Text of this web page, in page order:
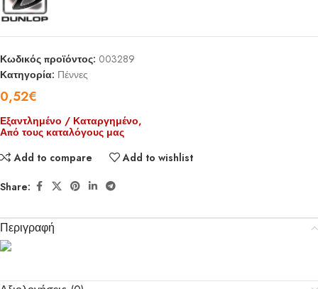
Κωδικός προϊόντος: 003289
Κατηγορία: Πέννες
0,52€
Εξαντλημένο / Καταργημένο,
Από τους καταλόγους μας
Add to compare
Add to wishlist
Share:
Περιγραφή